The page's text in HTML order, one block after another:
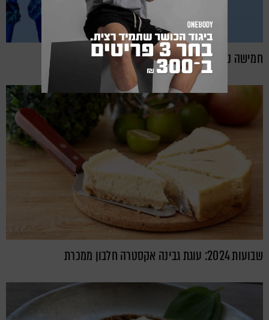
חמישה נשנושים בריאים: המסלול הישר לחיטוב מוצלח
שבועות 2024: עוגת גבינה אקסטרה חלבון ממכרת